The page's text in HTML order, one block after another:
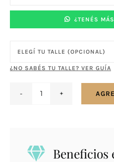
¿TENÉS
¿NO SABÉS TU TALLE? VER GUÍA
Beneficios